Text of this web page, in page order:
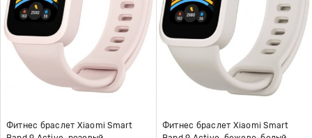
Фитнес браслет Xiaomi Smart
Фитнес браслет Xiaomi Smart